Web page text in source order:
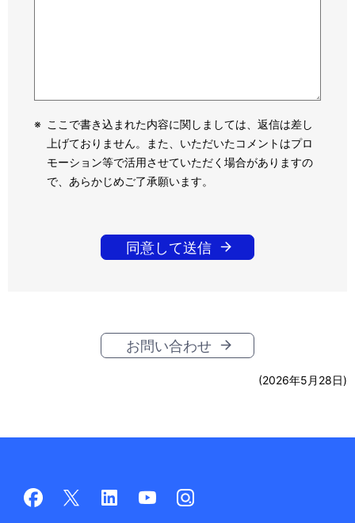
※ ここで書き込まれた内容に関しましては、返信は差し
上げておりません。また、いただいたコメントはプロ
モーション等で活用させていただく場合がありますの
で、あらかじめご了承願います。
同意して送信
お問い合わせ
(2026年5月28日)